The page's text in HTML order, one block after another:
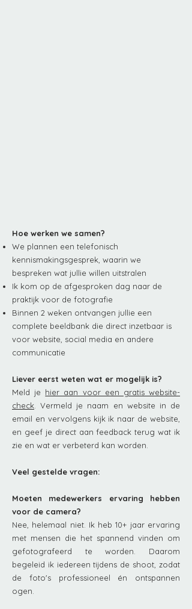
Hoe werken we samen?
We plannen een telefonisch
kennismakingsgesprek, waarin we
bespreken wat jullie willen uitstralen
Ik kom op de afgesproken dag naar de
praktijk voor de fotografie
Binnen 2 weken ontvangen jullie een
complete beeldbank die direct inzetbaar is
voor website, social media en andere
communicatie
Liever eerst weten wat er mogelijk is?
Meld je hier aan voor een gratis website-
check . Vermeld je naam en website in de
email en vervolgens kijk ik naar de website,
en geef je direct aan feedback terug wat ik
zie en wat er verbeterd kan worden.
Veel gestelde vragen:
Moeten medewerkers ervaring hebben
voor de camera?
Nee, helemaal niet. Ik heb 10+ jaar ervaring
met mensen die het spannend vinden om
gefotografeerd te worden. Daarom
begeleid ik iedereen tijdens de shoot, zodat
de foto's professioneel én ontspannen
ogen.